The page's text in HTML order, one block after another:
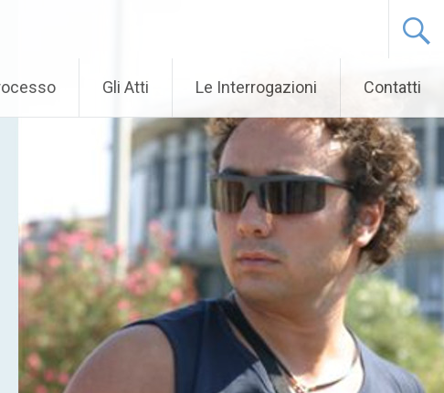
Gli Atti Le Interrogazioni Contatti